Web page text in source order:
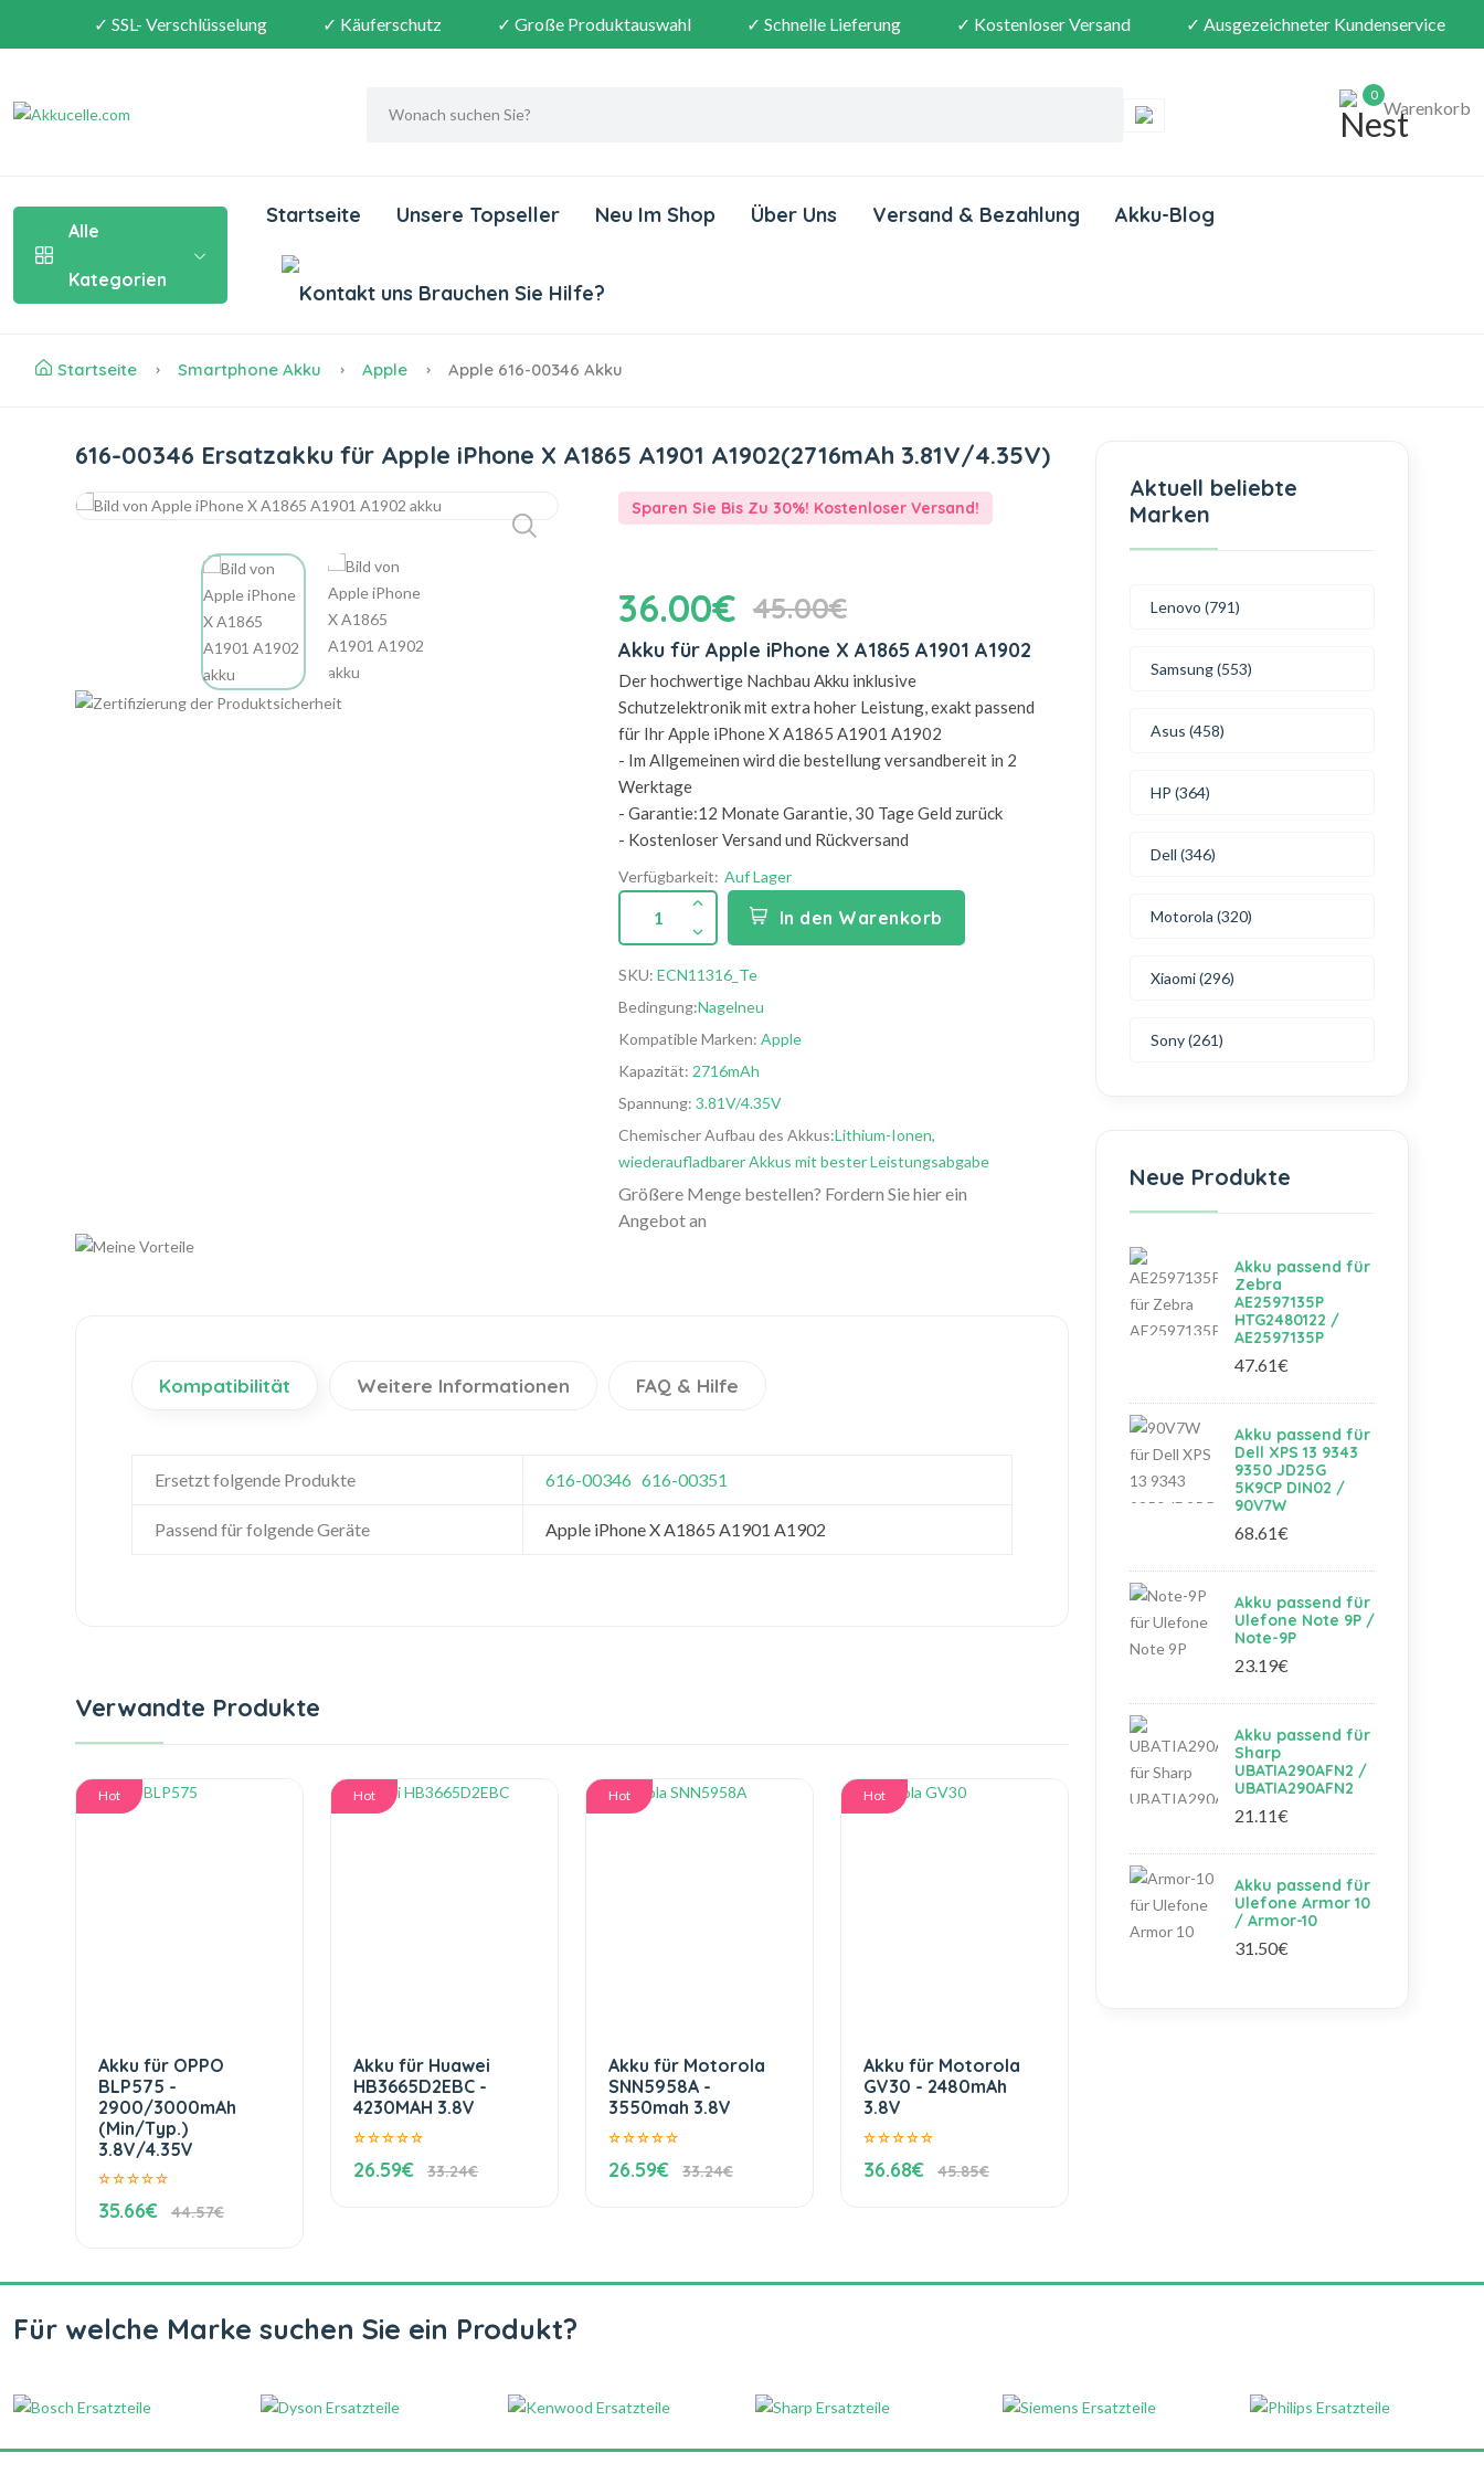
✓ SSL- Verschlüsselung ✓ Käuferschutz ✓ Große Produktauswahl ✓ Schnelle Lieferung ✓ Kostenloser Versand ✓ Ausgezeichneter Kundenservice
0
Warenkorb
Alle
Kategorien
Startseite Unsere Topseller Neu Im Shop Über Uns Versand & Bezahlung Akku-Blog
Brauchen Sie Hilfe?
Startseite Smartphone Akku Apple Apple 616-00346 Akku
616-00346 Ersatzakku für Apple iPhone X A1865 A1901 A1902(2716mAh 3.81V/4.35V)
Sparen Sie Bis Zu 30%! Kostenloser Versand!
36.00€ 45.00€
Akku für Apple iPhone X A1865 A1901 A1902
Der hochwertige Nachbau Akku inklusive
Schutzelektronik mit extra hoher Leistung, exakt passend
für Ihr Apple iPhone X A1865 A1901 A1902
- Im Allgemeinen wird die bestellung versandbereit in 2
Werktage
- Garantie:12 Monate Garantie, 30 Tage Geld zurück
- Kostenloser Versand und Rückversand
Verfügbarkeit: Auf Lager
1 In den Warenkorb
SKU: ECN11316_Te
Bedingung:Nagelneu
Kompatible Marken: Apple
Kapazität: 2716mAh
Spannung: 3.81V/4.35V
Chemischer Aufbau des Akkus:Lithium-Ionen,
wiederaufladbarer Akkus mit bester Leistungsabgabe
Größere Menge bestellen? Fordern Sie hier ein
Angebot an
Kompatibilität Weitere Informationen FAQ & Hilfe
Ersetzt folgende Produkte 616-00346 616-00351
Passend für folgende Geräte Apple iPhone X A1865 A1901 A1902
Verwandte Produkte
Hot
Akku für OPPO
BLP575 -
2900/3000mAh
(Min/Typ.)
3.8V/4.35V
35.66€ 44.57€
Hot
Akku für Huawei
HB3665D2EBC -
4230MAH 3.8V
26.59€ 33.24€
Hot
Akku für Motorola
SNN5958A -
3550mah 3.8V
26.59€ 33.24€
Hot
Akku für Motorola
GV30 - 2480mAh
3.8V
36.68€ 45.85€
Aktuell beliebte
Marken
Lenovo (791)
Samsung (553)
Asus (458)
HP (364)
Dell (346)
Motorola (320)
Xiaomi (296)
Sony (261)
Neue Produkte
Akku passend für
Zebra
AE2597135P
HTG2480122 /
AE2597135P
47.61€
Akku passend für
Dell XPS 13 9343
9350 JD25G
5K9CP DIN02 /
90V7W
68.61€
Akku passend für
Ulefone Note 9P /
Note-9P
23.19€
Akku passend für
Sharp
UBATIA290AFN2 /
UBATIA290AFN2
21.11€
Akku passend für
Ulefone Armor 10
/ Armor-10
31.50€
Für welche Marke suchen Sie ein Produkt?